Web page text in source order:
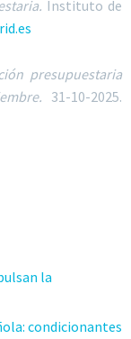
Instituto de
presupuestaria
31-10-2025.
la
condicionantes